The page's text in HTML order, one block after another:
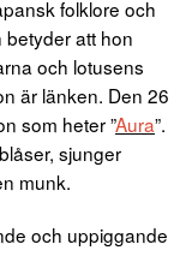
folklore och
att hon
och lotusens
är länken. Den 26
som heter ”Aura”.
sjunger
munk.
och uppiggande